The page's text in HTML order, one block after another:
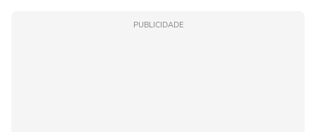
PUBLICIDADE